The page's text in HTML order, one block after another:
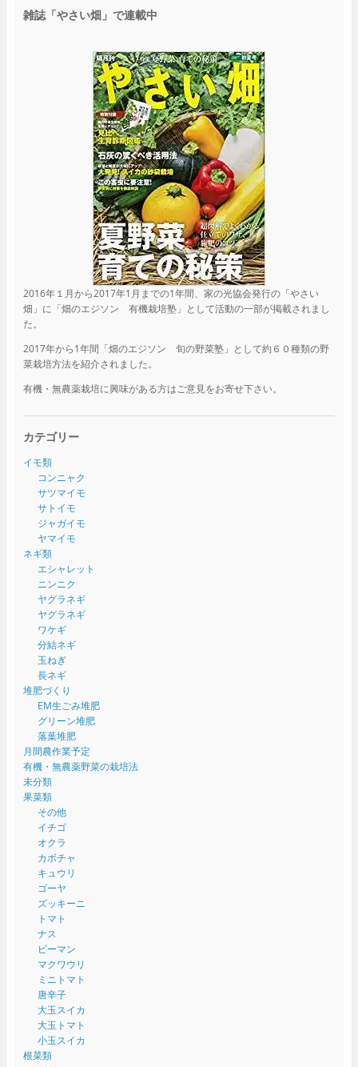
雑誌「やさい畑」で連載中
2016年１月から2017年1月までの1年間、家の光協会発行の「やさい
畑」に「畑のエジソン 有機栽培塾」として活動の一部が掲載されまし
た。
2017年から1年間「畑のエジソン 旬の野菜塾」として約６０種類の野
菜栽培方法を紹介されました。
有機・無農薬栽培に興味がある方はご意見をお寄せ下さい。
カテゴリー
イモ類
コンニャク
サツマイモ
サトイモ
ジャガイモ
ヤマイモ
ネギ類
エシャレット
ニンニク
ヤグラネギ
ヤグラネギ
ワケギ
分結ネギ
玉ねぎ
長ネギ
堆肥づくり
EM生ごみ堆肥
グリーン堆肥
落葉堆肥
月間農作業予定
有機・無農薬野菜の栽培法
未分類
果菜類
その他
イチゴ
オクラ
カボチャ
キュウリ
ゴーヤ
ズッキーニ
トマト
ナス
ピーマン
マクワウリ
ミニトマト
唐辛子
大玉スイカ
大玉トマト
小玉スイカ
根菜類